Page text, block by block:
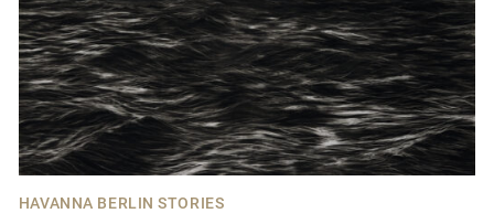
HAVANNA BERLIN STORIES